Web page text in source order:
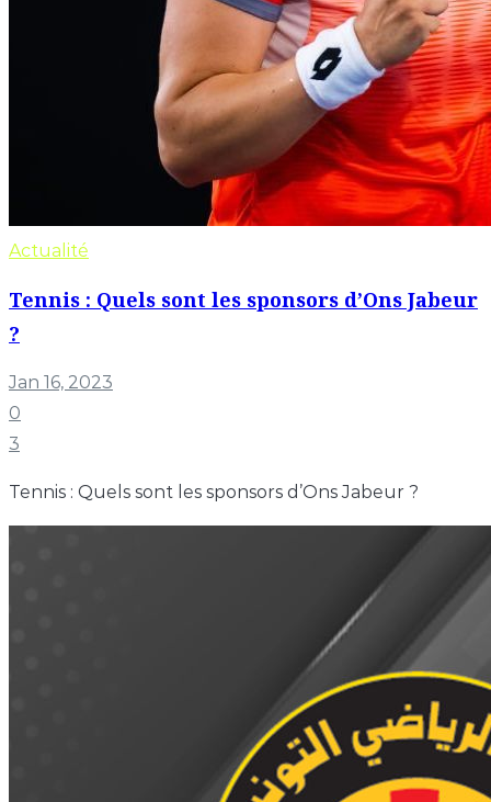
Actualité
Tennis : Quels sont les sponsors d’Ons Jabeur
?
Jan 16, 2023
0
3
Tennis : Quels sont les sponsors d’Ons Jabeur ?